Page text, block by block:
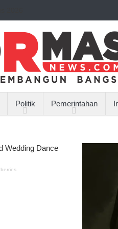
Politik Pemerintahan